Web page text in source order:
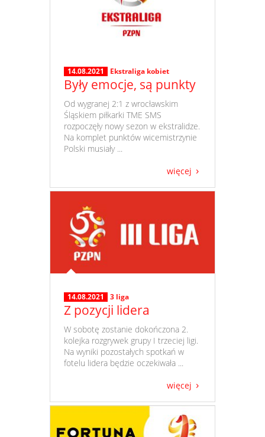
14.08.2021 Ekstraliga kobiet
Były emocje, są punkty
​ Od wygranej 2:1 z wrocławskim
Śląskiem piłkarki TME SMS
rozpoczęły nowy sezon w ekstralidze.
Na komplet punktów wicemistrzynie
Polski musiały ...
więcej
14.08.2021 3 liga
Z pozycji lidera
​ W sobotę zostanie dokończona 2.
kolejka rozgrywek grupy I trzeciej ligi.
Na wyniki pozostałych spotkań w
fotelu lidera będzie oczekiwała ...
więcej